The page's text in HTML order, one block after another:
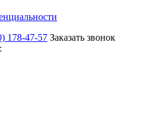
178-47-57 Заказать звонок